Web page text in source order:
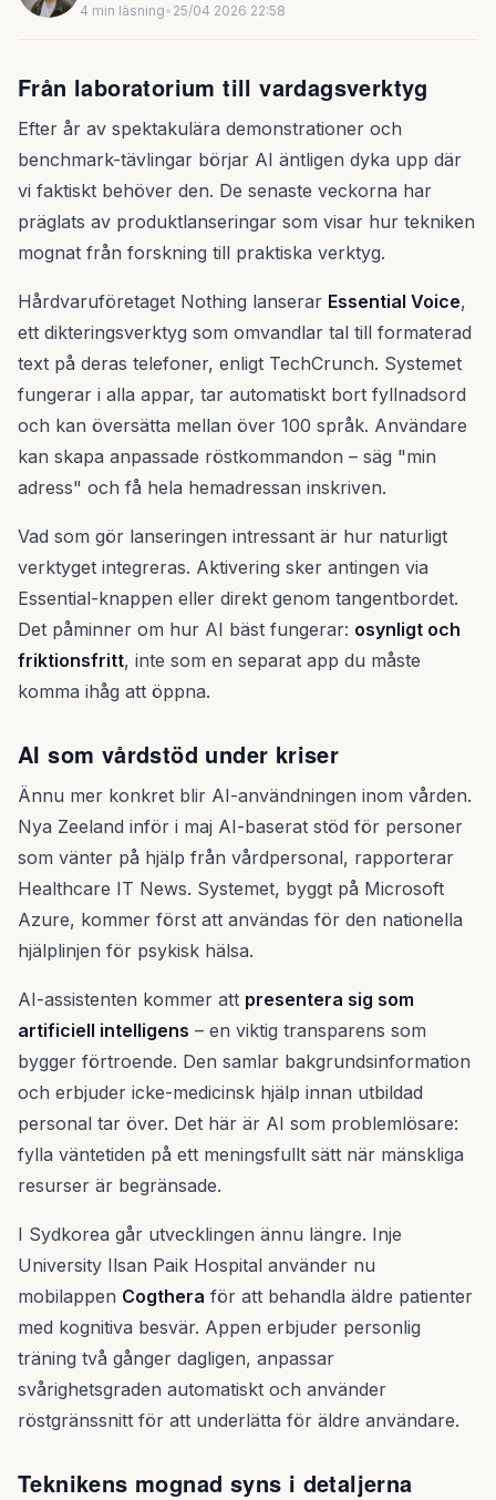
4 min läsning• 25/04 2026 22:58
Från laboratorium till vardagsverktyg
Efter år av spektakulära demonstrationer och
benchmark-tävlingar börjar AI äntligen dyka upp där
vi faktiskt behöver den. De senaste veckorna har
präglats av produktlanseringar som visar hur tekniken
mognat från forskning till praktiska verktyg.
Hårdvaruföretaget Nothing lanserar Essential Voice,
ett dikteringsverktyg som omvandlar tal till formaterad
text på deras telefoner, enligt TechCrunch. Systemet
fungerar i alla appar, tar automatiskt bort fyllnadsord
och kan översätta mellan över 100 språk. Användare
kan skapa anpassade röstkommandon – säg "min
adress" och få hela hemadressan inskriven.
Vad som gör lanseringen intressant är hur naturligt
verktyget integreras. Aktivering sker antingen via
Essential-knappen eller direkt genom tangentbordet.
Det påminner om hur AI bäst fungerar: osynligt och
friktionsfritt, inte som en separat app du måste
komma ihåg att öppna.
AI som vårdstöd under kriser
Ännu mer konkret blir AI-användningen inom vården.
Nya Zeeland inför i maj AI-baserat stöd för personer
som vänter på hjälp från vårdpersonal, rapporterar
Healthcare IT News. Systemet, byggt på Microsoft
Azure, kommer först att användas för den nationella
hjälplinjen för psykisk hälsa.
AI-assistenten kommer att presentera sig som
artificiell intelligens – en viktig transparens som
bygger förtroende. Den samlar bakgrundsinformation
och erbjuder icke-medicinsk hjälp innan utbildad
personal tar över. Det här är AI som problemlösare:
fylla väntetiden på ett meningsfullt sätt när mänskliga
resurser är begränsade.
I Sydkorea går utvecklingen ännu längre. Inje
University Ilsan Paik Hospital använder nu
mobilappen Cogthera för att behandla äldre patienter
med kognitiva besvär. Appen erbjuder personlig
träning två gånger dagligen, anpassar
svårighetsgraden automatiskt och använder
röstgränssnitt för att underlätta för äldre användare.
Teknikens mognad syns i detaljerna